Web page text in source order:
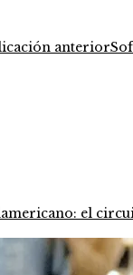
anterior
el